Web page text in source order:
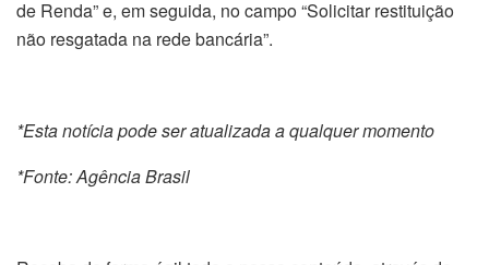
de Renda” e, em seguida, no campo “Solicitar restituição
não resgatada na rede bancária”.
*Esta notícia pode ser atualizada a qualquer momento
*Fonte: Agência Brasil